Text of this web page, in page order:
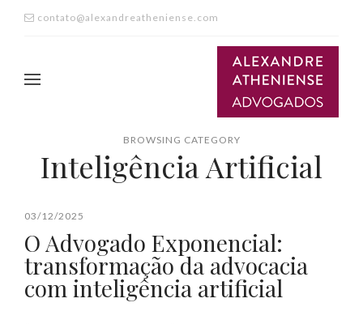
contato@alexandreatheniense.com
BROWSING CATEGORY
Inteligência Artificial
03/12/2025
O Advogado Exponencial:
transformação da advocacia
com inteligência artificial